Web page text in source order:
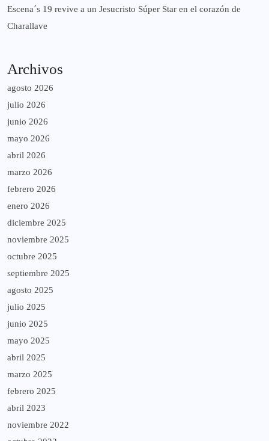
Escena´s 19 revive a un Jesucristo Súper Star en el corazón de
Charallave
Archivos
agosto 2026
julio 2026
junio 2026
mayo 2026
abril 2026
marzo 2026
febrero 2026
enero 2026
diciembre 2025
noviembre 2025
octubre 2025
septiembre 2025
agosto 2025
julio 2025
junio 2025
mayo 2025
abril 2025
marzo 2025
febrero 2025
abril 2023
noviembre 2022